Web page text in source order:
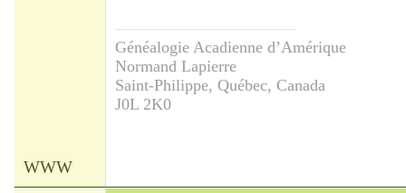
Généalogie Acadienne d’Amérique
Normand Lapierre
Saint-Philippe, Québec, Canada
J0L 2K0
WWW